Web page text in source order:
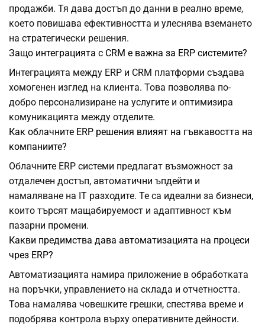
продажби. Тя дава достъп до данни в реално време,
което повишава ефективността и улеснява вземането
на стратегически решения.
Защо интеграцията с CRM е важна за ERP системите?
Интеграцията между ERP и CRM платформи създава
хомогенен изглед на клиента. Това позволява по-
добро персонализиране на услугите и оптимизира
комуникацията между отделите.
Как облачните ERP решения влияят на гъвкавостта на
компаниите?
Облачните ERP системи предлагат възможност за
отдалечен достъп, автоматични ъпдейти и
намаляване на IT разходите. Те са идеални за бизнеси,
които търсят мащабируемост и адаптивност към
пазарни промени.
Какви предимства дава автоматизацията на процеси
чрез ERP?
Автоматизацията намира приложение в обработката
на поръчки, управлението на склада и отчетността.
Това намалява човешките грешки, спестява време и
подобрява контрола върху оперативните дейности.